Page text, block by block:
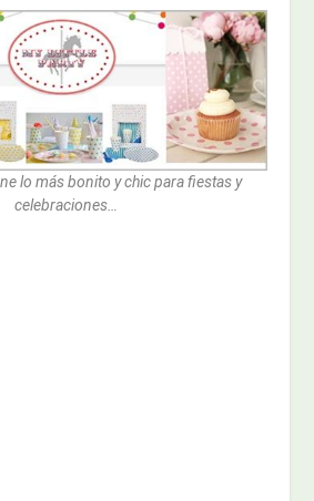
lo más bonito y chic para fiestas y
celebraciones…